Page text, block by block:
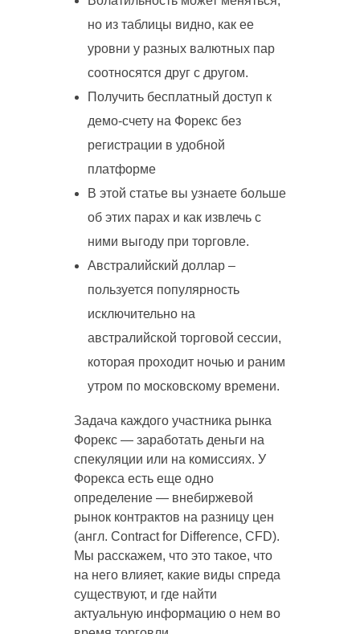
но из таблицы видно, как ее
уровни у разных валютных пар
соотносятся друг с другом.
Получить бесплатный доступ к
демо-счету на Форекс без
регистрации в удобной
платформе
В этой статье вы узнаете больше
об этих парах и как извлечь с
ними выгоду при торговле.
Австралийский доллар –
пользуется популярность
исключительно на
австралийской торговой сессии,
которая проходит ночью и раним
утром по московскому времени.
Задача каждого участника рынка
Форекс — заработать деньги на
спекуляции или на комиссиях. У
Форекса есть еще одно
определение — внебиржевой
рынок контрактов на разницу цен
(англ. Contract for Difference, CFD).
Мы расскажем, что это такое, что
на него влияет, какие виды спреда
существуют, и где найти
актуальную информацию о нем во